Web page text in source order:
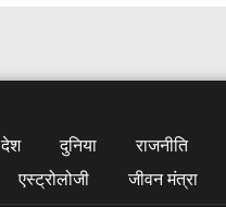
देश दुनिया राजनीति
एस्ट्रोलोजी जीवन मंत्रा